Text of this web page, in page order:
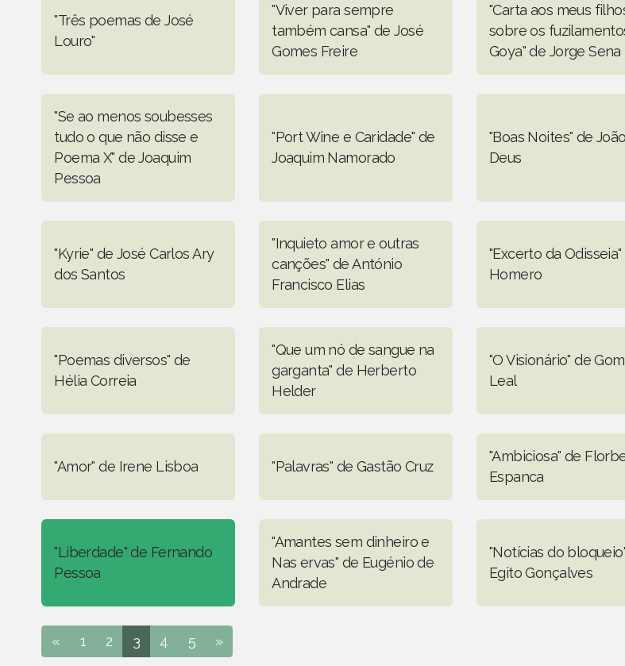
"Três poemas de José
Louro"
"Viver para sempre
também cansa" de José
Gomes Freire
"Carta aos meus
sobre os
Goya" de Jorge Sena
"Se ao menos soubesses
tudo o que não disse e
Poema X" de Joaquim
Pessoa
"Port Wine e Caridade" de
Joaquim Namorado
"Boas Noites" de
Deus
"Kyrie" de José Carlos Ary
dos Santos
"Inquieto amor e outras
canções" de António
Francisco Elias
"Excerto da
Homero
"Poemas diversos" de
Hélia Correia
"Que um nó de sangue na
garganta" de Herberto
Helder
"O Visionário" de
Leal
"Amor" de Irene Lisboa "Palavras" de Gastão Cruz
"Ambiciosa" de
Espanca
"Liberdade" de Fernando
Pessoa
"Amantes sem dinheiro e
Nas ervas" de Eugénio de
Andrade
"Notícias do
Egito Gonçalves
« 1 2 3 4 5 »